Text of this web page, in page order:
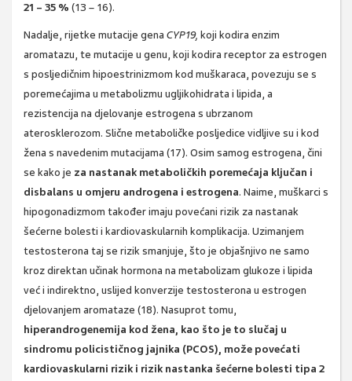
21 – 35 % (13 – 16).
Nadalje, rijetke mutacije gena CYP19, koji kodira enzim
aromatazu, te mutacije u genu, koji kodira receptor za estrogen
s posljedičnim hipoestrinizmom kod muškaraca, povezuju se s
poremećajima u metabolizmu ugljikohidrata i lipida, a
rezistencija na djelovanje estrogena s ubrzanom
aterosklerozom. Slične metaboličke posljedice vidljive su i kod
žena s navedenim mutacijama (17). Osim samog estrogena, čini
se kako je za nastanak metaboličkih poremećaja ključan i
disbalans u omjeru androgena i estrogena. Naime, muškarci s
hipogonadizmom također imaju povećani rizik za nastanak
šećerne bolesti i kardiovaskularnih komplikacija. Uzimanjem
testosterona taj se rizik smanjuje, što je objašnjivo ne samo
kroz direktan učinak hormona na metabolizam glukoze i lipida
već i indirektno, uslijed konverzije testosterona u estrogen
djelovanjem aromataze (18). Nasuprot tomu,
hiperandrogenemija kod žena, kao što je to slučaj u
sindromu policističnog jajnika (PCOS), može povećati
kardiovaskularni rizik i rizik nastanka šećerne bolesti tipa 2